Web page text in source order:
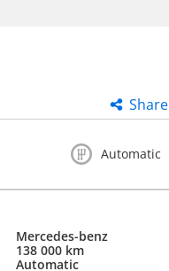
Share
Automatic
Mercedes-benz
138 000 km
Automatic